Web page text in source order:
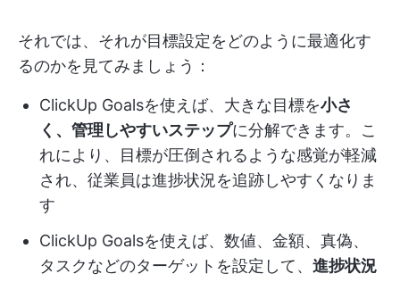
それでは、それが目標設定をどのように最適化す
るのかを見てみましょう：
ClickUp Goalsを使えば、大きな目標を小さ
く、管理しやすいステップに分解できます。こ
れにより、目標が圧倒されるような感覚が軽減
され、従業員は進捗状況を追跡しやすくなりま
す
ClickUp Goalsを使えば、数値、金額、真偽、
タスクなどのターゲットを設定して、 進捗状況